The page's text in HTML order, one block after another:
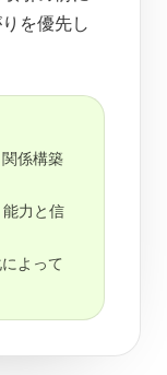
を優先し
係構築
力と信
よって